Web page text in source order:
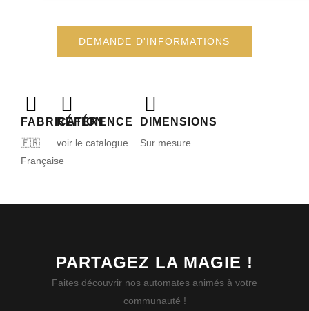
FABRICATION
🇫🇷
Française
RÉFÉRENCE
voir le catalogue
DIMENSIONS
Sur mesure
DEMANDE D'INFORMATIONS
PARTAGEZ LA MAGIE !
Faites découvrir nos automates animés à votre
communauté !